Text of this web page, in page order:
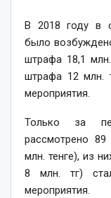
В 2018 году в
было
штрафа 18,1
штрафа 12 млн.
мероприятия.
Только за
рассмотрено
млн. тенге), из
8 млн. тг)
мероприятия.